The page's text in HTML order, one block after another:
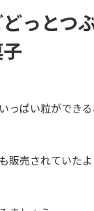
っとつ
っぱい粒ができ
販売されていた